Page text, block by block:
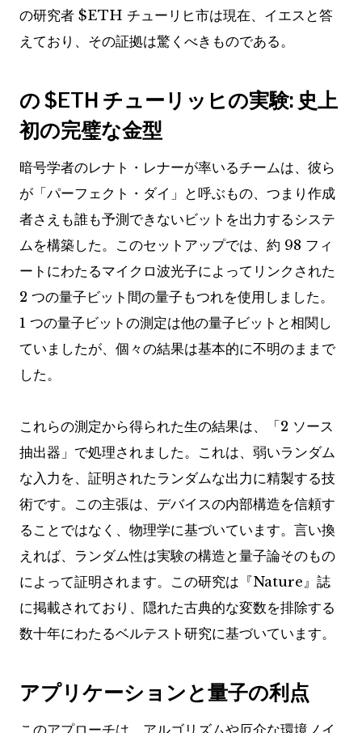
の研究者 $ETH チューリヒ市は現在、イエスと答
えており、その証拠は驚くべきものである。
の $ETH チューリッヒの実験: 史上
初の完璧な金型
暗号学者のレナト・レナーが率いるチームは、彼ら
が「パーフェクト・ダイ」と呼ぶもの、つまり作成
者さえも誰も予測できないビットを出力するシステ
ムを構築した。このセットアップでは、約 98 フィ
ートにわたるマイクロ波光子によってリンクされた
2 つの量子ビット間の量子もつれを使用しました。
1 つの量子ビットの測定は他の量子ビットと相関し
ていましたが、個々の結果は基本的に不明のままで
した。
これらの測定から得られた生の結果は、「2 ソース
抽出器」で処理されました。これは、弱いランダム
な入力を、証明されたランダムな出力に精製する技
術です。この主張は、デバイスの内部構造を信頼す
ることではなく、物理学に基づいています。言い換
えれば、ランダム性は実験の構造と量子論そのもの
によって証明されます。この研究は『Nature』誌
に掲載されており、隠れた古典的な変数を排除する
数十年にわたるベルテスト研究に基づいています。
アプリケーションと量子の利点